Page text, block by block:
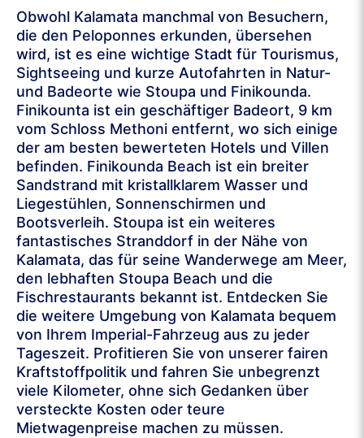
Obwohl Kalamata manchmal von Besuchern,
die den Peloponnes erkunden, übersehen
wird, ist es eine wichtige Stadt für Tourismus,
Sightseeing und kurze Autofahrten in Natur-
und Badeorte wie Stoupa und Finikounda.
Finikounta ist ein geschäftiger Badeort, 9 km
vom Schloss Methoni entfernt, wo sich einige
der am besten bewerteten Hotels und Villen
befinden. Finikounda Beach ist ein breiter
Sandstrand mit kristallklarem Wasser und
Liegestühlen, Sonnenschirmen und
Bootsverleih. Stoupa ist ein weiteres
fantastisches Stranddorf in der Nähe von
Kalamata, das für seine Wanderwege am Meer,
den lebhaften Stoupa Beach und die
Fischrestaurants bekannt ist. Entdecken Sie
die weitere Umgebung von Kalamata bequem
von Ihrem Imperial-Fahrzeug aus zu jeder
Tageszeit. Profitieren Sie von unserer fairen
Kraftstoffpolitik und fahren Sie unbegrenzt
viele Kilometer, ohne sich Gedanken über
versteckte Kosten oder teure
Mietwagenpreise machen zu müssen.